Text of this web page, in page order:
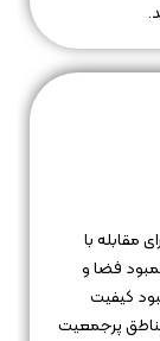
مقابله با
فضا و
کیفیت
پرجمعیت